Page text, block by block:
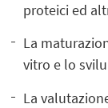
proteici ed
La
vitro e lo
La